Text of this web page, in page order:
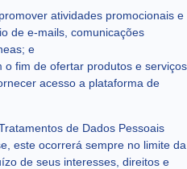
atividades promocionais e
de e-mails, comunicações
e
o fim de ofertar produtos e serviços
acesso a plataforma de
de Dados Pessoais
este ocorrerá sempre no limite da
de seus interesses, direitos e